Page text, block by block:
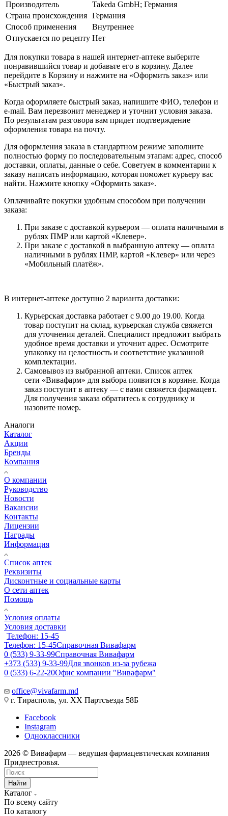
Производитель
Takeda GmbH; Германия
Страна происхождения Германия
Способ применения
Внутреннее
Отпускается по рецепту Нет
Для покупки товара в нашей интернет-аптеке выберите
понравившийся товар и добавьте его в корзину. Далее
перейдите в Корзину и нажмите на «Оформить заказ» или
«Быстрый заказ».
Когда оформляете быстрый заказ, напишите ФИО, телефон и
e-mail. Вам перезвонит менеджер и уточнит условия заказа.
По результатам разговора вам придет подтверждение
оформления товара на почту.
Для оформления заказа в стандартном режиме заполните
полностью форму по последовательным этапам: адрес, способ
доставки, оплаты, данные о себе. Советуем в комментарии к
заказу написать информацию, которая поможет курьеру вас
найти. Нажмите кнопку «Оформить заказ».
Оплачивайте покупки удобным способом при получении
заказа:
При заказе с доставкой курьером — оплата наличными в
рублях ПМР или картой «Клевер».
При заказе с доставкой в выбранную аптеку — оплата
наличными в рублях ПМР, картой «Клевер» или через
«Мобильный платёж».
В интернет-аптеке доступно 2 варианта доставки:
Курьерская доставка работает с 9.00 до 19.00. Когда
товар поступит на склад, курьерская служба свяжется
для уточнения деталей. Специалист предложит выбрать
удобное время доставки и уточнит адрес. Осмотрите
упаковку на целостность и соответствие указанной
комплектации.
Самовывоз из выбранной аптеки. Список аптек
сети «Вивафарм» для выбора появится в корзине. Когда
заказ поступит в аптеку — с вами свяжется фармацевт.
Для получения заказа обратитесь к сотруднику и
назовите номер.
Аналоги
Каталог
Акции
Бренды
Компания
О компании
Руководство
Новости
Вакансии
Контакты
Лицензии
Награды
Информация
Список аптек
Реквизиты
Дисконтные и социальные карты
О сети аптек
Помощь
Условия оплаты
Условия доставки
Телефон: 15-45
Телефон: 15-45Справочная Вивафарм
0 (533) 9-33-99Справочная Вивафарм
+373 (533) 9-33-99Для звонков из-за рубежа
0 (533) 6-22-20Офис компании "Вивафарм"
office@vivafarm.md
г. Тирасполь, ул. ХХ Партсъезда 58Б
Facebook
Instagram
Одноклассники
2026 © Вивафарм — ведущая фармацевтическая компания
Приднестровья.
Найти
Каталог
По всему сайту
По каталогу